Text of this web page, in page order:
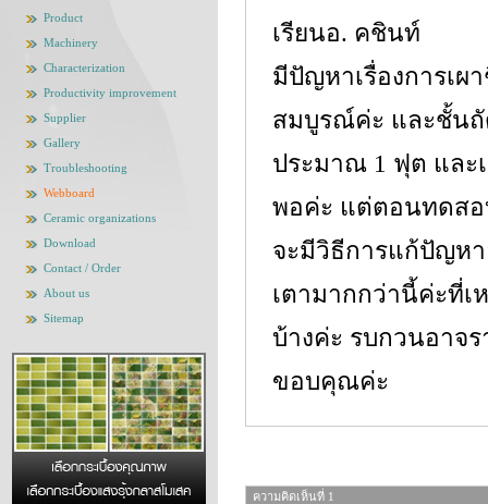
Product
Machinery
Characterization
Productivity improvement
Supplier
Gallery
Troubleshooting
Webboard
Ceramic organizations
Download
Contact / Order
About us
Sitemap
เรียนอ. คชินท์
มีปัญหาเรื่องการเ
สมบูรณ์ค่ะ และชั้นถั
ประมาณ 1 ฟุต และ
พอค่ะ แต่ตอนทดส
จะมีวิธีการแก้ปัญห
เตามากกว่านี้ค่ะที่เ
บ้างค่ะ รบกวนอา
ขอบคุณค่ะ
ความคิดเห็นที่ 1